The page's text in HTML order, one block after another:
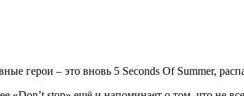
герои – это вновь 5 Seconds Of Summer,